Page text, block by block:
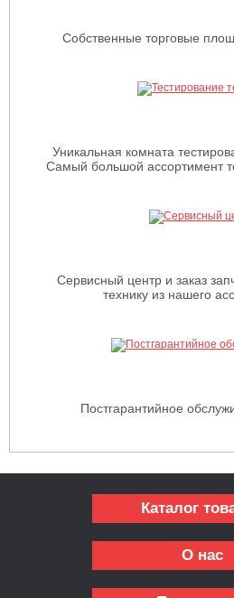
Собственные торговые
Уникальная комната
Самый большой ассортимент
Сервисный центр и заказ
технику из нашего
Постгарантийное
Каталог
О нас